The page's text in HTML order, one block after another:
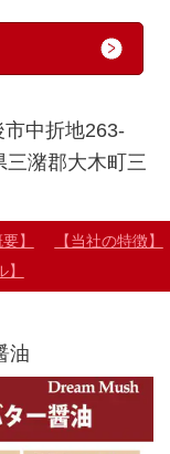
市中折地263-
潴郡大木町三
】
【当社の特徴】
油